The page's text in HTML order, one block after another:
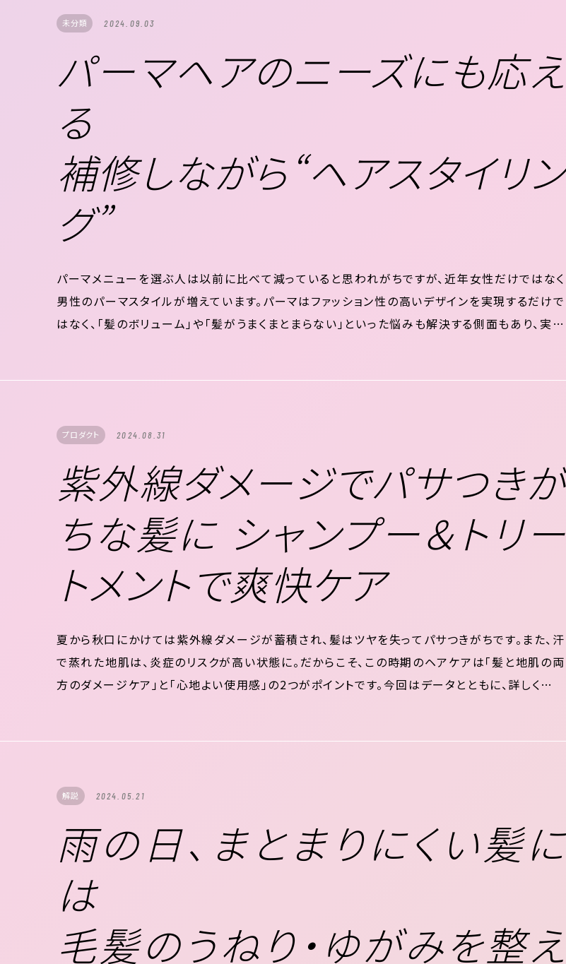
未分類 2024.09.03
パーマヘアのニーズにも応え
る
補修しながら“ヘアスタイリン
グ”
パーマメニューを選ぶ人は以前に比べて減っていると思われがちですが、近年女性だけではなく
男性のパーマスタイルが増えています。パーマはファッション性の高いデザインを実現するだけで
はなく、「髪のボリューム」や「髪がうまくまとまらない」といった悩みも解決する側面もあり、実は
プロダクト 2024.08.31
紫外線ダメージでパサつきが
ちな髪に シャンプー＆トリー
トメントで爽快ケア
夏から秋口にかけては紫外線ダメージが蓄積され、髪はツヤを失ってパサつきがちです。また、汗
で蒸れた地肌は、炎症のリスクが高い状態に。だからこそ、この時期のヘアケアは「髪と地肌の両
方のダメージケア」と「心地よい使用感」の2つがポイントです。今回はデータとともに、詳しく見て
解説 2024.05.21
雨の日、まとまりにくい髪に
は
毛髪のうねり・ゆがみを整え